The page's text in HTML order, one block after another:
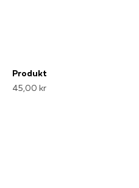
Produkt
45,00 kr